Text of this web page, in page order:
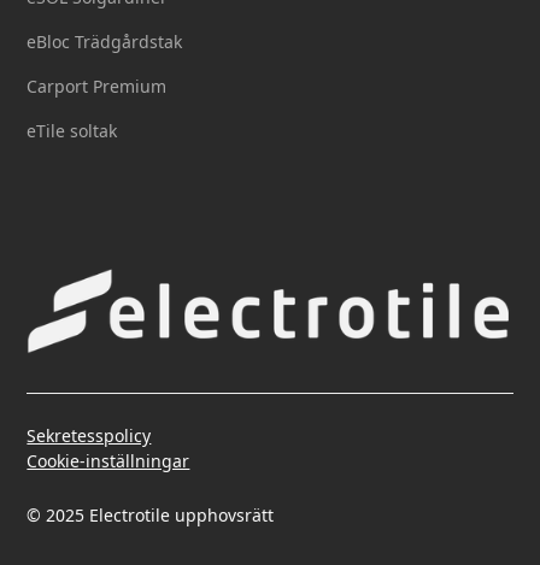
eBloc Trädgårdstak
Carport Premium
eTile soltak
© 2025 Electrotile upphovsrätt
Sekretesspolicy
Cookie-inställningar